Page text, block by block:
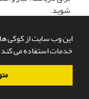
این وب سایت از کوکی ها
خدمات استفاده می
شوید.
سامانه مدیریت